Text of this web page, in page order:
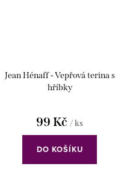
Jean Hénaff - Vepřová terina s
hříbky
99 Kč / ks
DO KOŠÍKU